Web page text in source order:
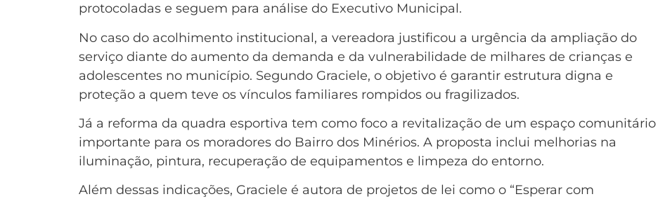
protocoladas e seguem para análise do Executivo Municipal.
No caso do acolhimento institucional, a vereadora justificou a urgência da ampliação do
serviço diante do aumento da demanda e da vulnerabilidade de milhares de crianças e
adolescentes no município. Segundo Graciele, o objetivo é garantir estrutura digna e
proteção a quem teve os vínculos familiares rompidos ou fragilizados.
Já a reforma da quadra esportiva tem como foco a revitalização de um espaço comunitário
importante para os moradores do Bairro dos Minérios. A proposta inclui melhorias na
iluminação, pintura, recuperação de equipamentos e limpeza do entorno.
Além dessas indicações, Graciele é autora de projetos de lei como o “Esperar com